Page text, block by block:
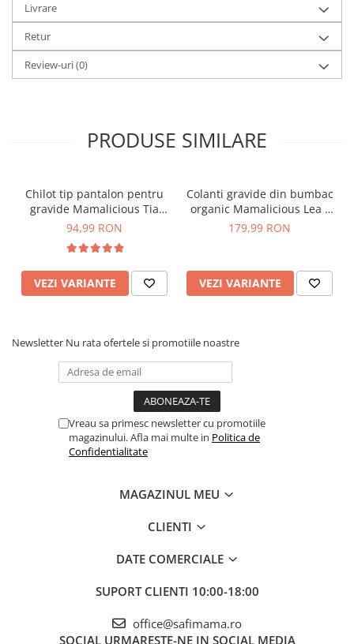
Livrare
Retur
Review-uri(0)
PRODUSE SIMILARE
Chilot tip pantalon pentru
gravide Mamalicious Tia
crem
94,99 RON
VEZI VARIANTE
Colanti gravide din bumbac
organic Mamalicious Lea -
set 2 bucati
179,99 RON
VEZI VARIANTE
Newsletter Nu rata ofertele si promotiile noastre
Vreau sa primesc newsletter cu promotiile
magazinului. Afla mai multe in Politica de
Confidentialitate
MAGAZINUL MEU
CLIENTI
DATE COMERCIALE
SUPORT CLIENTI 10:00-18:00
office@safimama.ro
SOCIAL URMARESTE-NE IN SOCIAL MEDIA